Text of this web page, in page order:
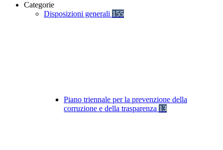
Categorie
Disposizioni generali 155
Piano triennale per la prevenzione della
corruzione e della trasparenza 13